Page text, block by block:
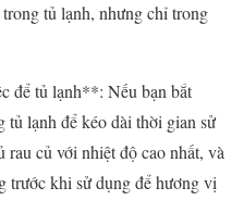
tủ lạnh, nhưng chỉ trong
để tủ lạnh**: Nếu bạn bắt
tủ lạnh để kéo dài thời gian sử
rau củ với nhiệt độ cao nhất, và
trước khi sử dụng để hương vị